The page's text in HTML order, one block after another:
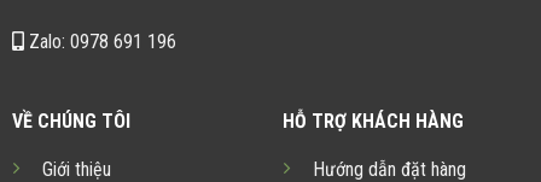
Zalo: 0978 691 196
VỀ CHÚNG TÔI
Giới thiệu
HỖ TRỢ KHÁCH HÀNG
Hướng dẫn đặt hàng